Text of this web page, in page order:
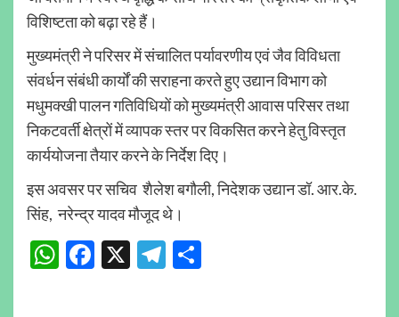
विशिष्टता को बढ़ा रहे हैं।
मुख्यमंत्री ने परिसर में संचालित पर्यावरणीय एवं जैव विविधता
संवर्धन संबंधी कार्यों की सराहना करते हुए उद्यान विभाग को
मधुमक्खी पालन गतिविधियों को मुख्यमंत्री आवास परिसर तथा
निकटवर्ती क्षेत्रों में व्यापक स्तर पर विकसित करने हेतु विस्तृत
कार्ययोजना तैयार करने के निर्देश दिए।
इस अवसर पर सचिव शैलेश बगौली, निदेशक उद्यान डॉ. आर.के.
सिंह, नरेन्द्र यादव मौजूद थे।
WhatsApp
Facebook
X Telegram